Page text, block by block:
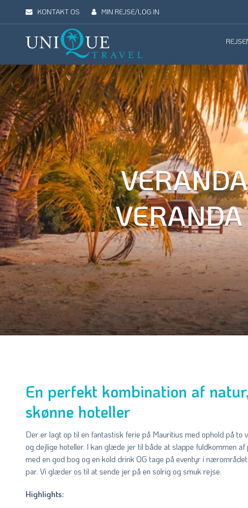
KONTAKT OS MIN REJSE/LOG IN
Travel
REJSEMÅL REJSETYPER UDFLUGTER UNIQUE
En perfekt kombination af
skønne hoteller
Der er lagt op til en fantastisk ferie på Mauritius med ophold på to
og dejlige hoteller. I kan glæde jer til både at slappe fuldkommen
med en god bog og en kold drink OG tage på eventyr i
par. Vi glæder os til at sende jer på en solrig og smuk rejse.
Highlights: